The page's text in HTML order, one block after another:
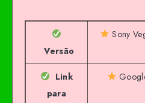
Versão
Sony
Link
para